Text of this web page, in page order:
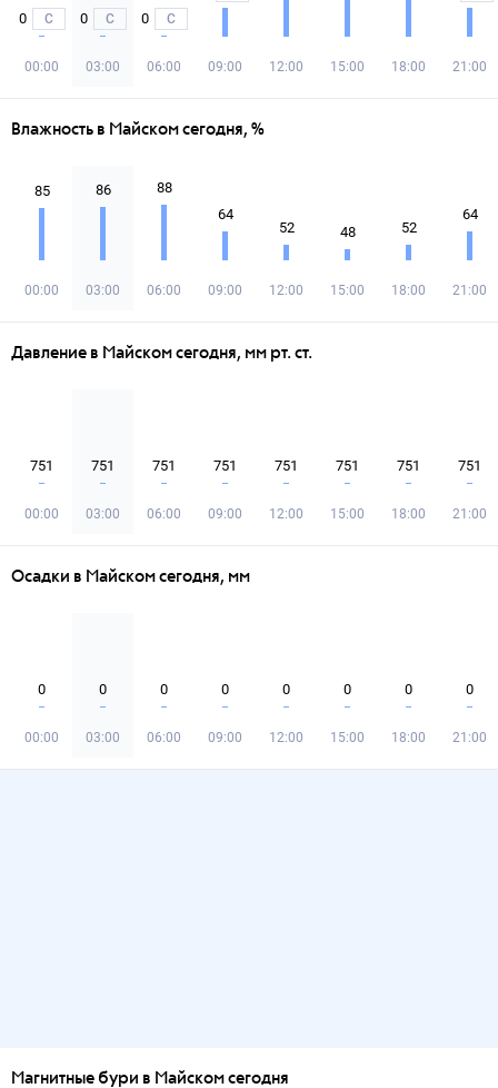
0 С
00:00
0 С
03:00
0 С
06:00 09:00 12:00 15:00 18:00 21:00
Влажность в Майском сегодня, %
85
00:00
86
03:00
88
06:00
64
09:00
52
12:00
48
15:00
52
18:00
64
21:00
Давление в Майском сегодня, мм рт. ст.
751
00:00
751
03:00
751
06:00
751
09:00
751
12:00
751
15:00
751
18:00
751
21:00
Осадки в Майском сегодня, мм
0
00:00
0
03:00
0
06:00
0
09:00
0
12:00
0
15:00
0
18:00
0
21:00
Магнитные бури в Майском сегодня